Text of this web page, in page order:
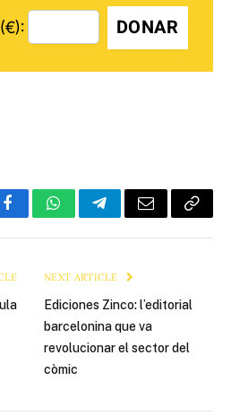
DONAR
FacebookWhatsAppTelegramEmail Copy
NEXT ARTICLE
Ediciones Zinco: l’editorial
barcelonina que va
revolucionar el sector del
còmic